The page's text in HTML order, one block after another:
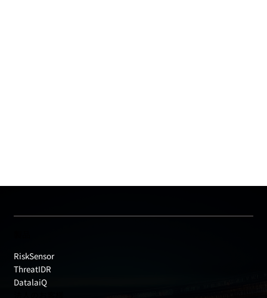
RiskSensor
ThreatIDR
DatalaiQ